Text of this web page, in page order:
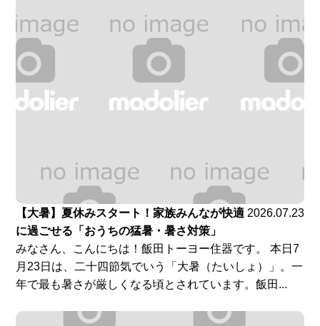
【大暑】夏休みスタート！家族みんなが快適
に過ごせる「おうちの猛暑・暑さ対策」
2026.07.23
みなさん、こんにちは！飯田トーヨー住器です。 本日7
月23日は、二十四節気でいう「大暑（たいしょ）」。一
年で最も暑さが厳しくなる頃とされています。飯田...